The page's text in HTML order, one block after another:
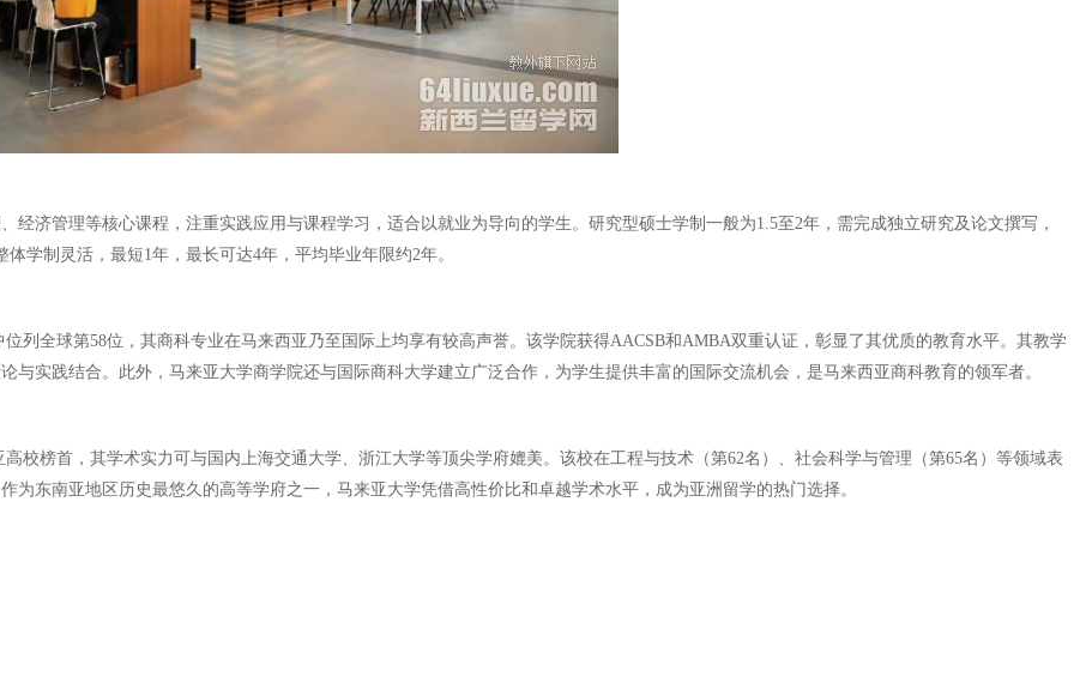
经济管理等核心课程，注重实践应用与课程学习，适合以就业为导向的学生。研究型硕士学制一般为1.5至2年，需完成独立研究及论文撰写，
学制灵活，最短1年，最长可达4年，平均毕业年限约2年。
列全球第58位，其商科专业在马来西亚乃至国际上均享有较高声誉。该学院获得AACSB和AMBA双重认证，彰显了其优质的教育水平。其教学
与实践结合。此外，马来亚大学商学院还与国际商科大学建立广泛合作，为学生提供丰富的国际交流机会，是马来西亚商科教育的领军者。
校榜首，其学术实力可与国内上海交通大学、浙江大学等顶尖学府媲美。该校在工程与技术（第62名）、社会科学与管理（第65名）等领域表
为东南亚地区历史最悠久的高等学府之一，马来亚大学凭借高性价比和卓越学术水平，成为亚洲留学的热门选择。